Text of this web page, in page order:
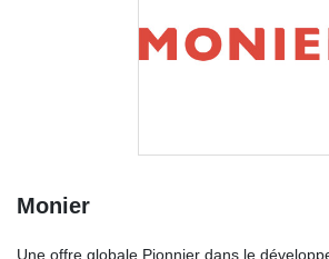
Monier
Une offre globale Pionnier dans le